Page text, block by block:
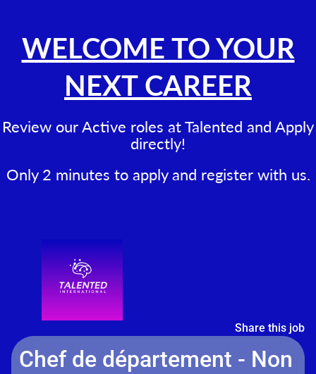
WELCOME TO YOUR
NEXT CAREER
Review our Active roles at Talented and Apply
directly!
Only 2 minutes to apply and register with us.
Share this job
Chef de département - Non